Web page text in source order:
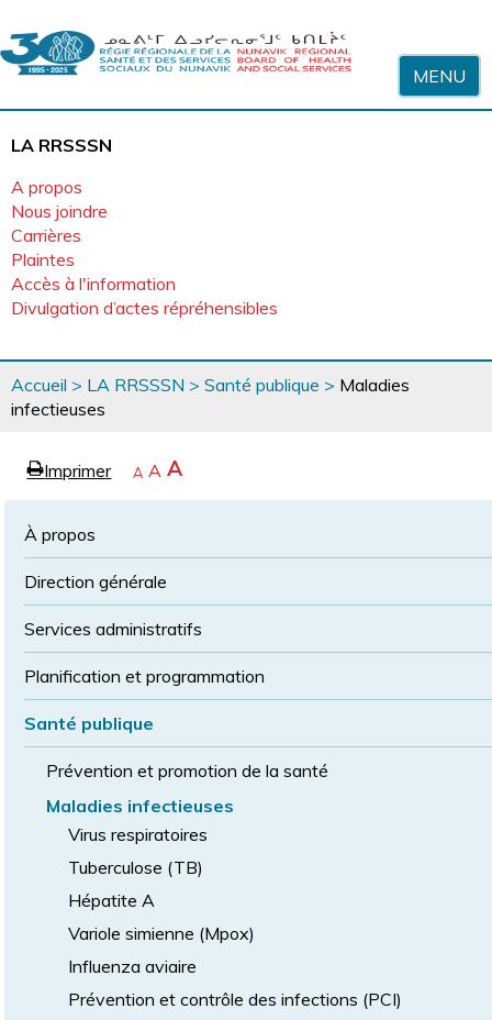
MENU
LA RRSSSN
A propos
Nous joindre
Carrières
Plaintes
Accès à l'information
Divulgation d’actes répréhensibles
Vous
êtes
ici
Accueil > LA RRSSSN > Santé publique > Maladies
infectieuses
eImprimerpageRétrécir
A Revenir
à
police
A Agrandir
la
A
À propos
Direction générale
Services administratifs
Planification et programmation
Santé publique
Prévention et promotion de la santé
Maladies infectieuses
Virus respiratoires
Tuberculose (TB)
Hépatite A
Variole simienne (Mpox)
Influenza aviaire
Prévention et contrôle des infections (PCI)